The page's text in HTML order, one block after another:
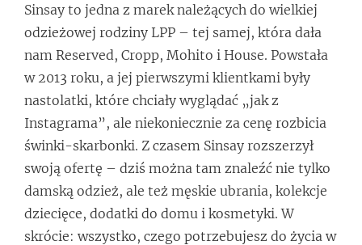
Sinsay to jedna z marek należących do wielkiej
odzieżowej rodziny LPP – tej samej, która dała
nam Reserved, Cropp, Mohito i House. Powstała
w 2013 roku, a jej pierwszymi klientkami były
nastolatki, które chciały wyglądać „jak z
Instagrama”, ale niekoniecznie za cenę rozbicia
świnki-skarbonki. Z czasem Sinsay rozszerzył
swoją ofertę – dziś można tam znaleźć nie tylko
damską odzież, ale też męskie ubrania, kolekcje
dziecięce, dodatki do domu i kosmetyki. W
skrócie: wszystko, czego potrzebujesz do życia w